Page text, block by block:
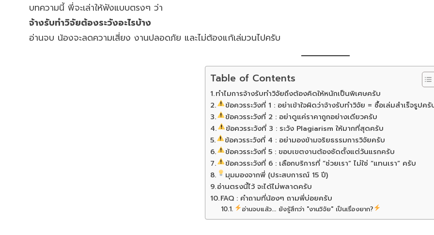
บทความนี้ พี่จะเล่าให้ฟังแบบตรงๆ ว่า
จ้างรับทำวิจัยต้องระวังอะไรบ้าง
อ่านจบ น้องจะลดความเสี่ยง งานปลอดภัย และไม่ต้องแก้เล่มวนไปครับ
Table of Contents
ทำไมการจ้างรับทำวิจัยถึงต้องคิดให้หนักเป็นพิเศษครับ
ข้อควรระวังที่ 1 : อย่าเข้าใจผิดว่าจ้างรับทำวิจัย = ซื้อเล่มสำเร็จรูปครั
ข้อควรระวังที่ 2 : อย่าดูแค่ราคาถูกอย่างเดียวครับ
ข้อควรระวังที่ 3 : ระวัง Plagiarism ให้มากที่สุดครับ
ข้อควรระวังที่ 4 : อย่ามองข้ามจริยธรรมการวิจัยครับ
ข้อควรระวังที่ 5 : ขอบเขตงานต้องชัดตั้งแต่วันแรกครับ
ข้อควรระวังที่ 6 : เลือกบริการที่ “ช่วยเรา” ไม่ใช่ “แทนเรา” ครับ
มุมมองจากพี่ (ประสบการณ์ 15 ปี)
อ่านตรงนี้ไว้ จะได้ไม่พลาดครับ
FAQ : คำถามที่น้องๆ ถามพี่บ่อยครับ
อ่านจบแล้ว... ยังรู้สึกว่า "งานวิจัย" เป็นเรื่องยาก?